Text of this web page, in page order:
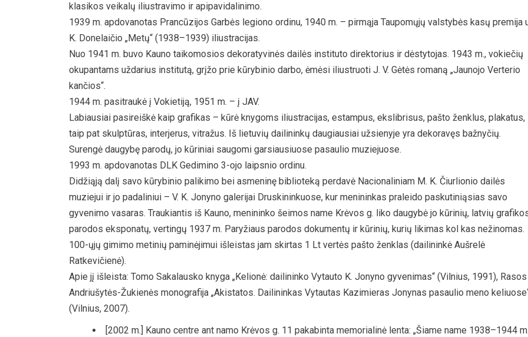
klasikos veikalų iliustravimo ir apipavidalinimo.
1939 m. apdovanotas Prancūzijos Garbės legiono ordinu, 1940 m. – pirmąja Taupomųjų valstybės kasų premija
K. Donelaičio „Metų“ (1938–1939) iliustracijas.
Nuo 1941 m. buvo Kauno taikomosios dekoratyvinės dailės instituto direktorius ir dėstytojas. 1943 m., vokiečių
okupantams uždarius institutą, grįžo prie kūrybinio darbo, ėmėsi iliustruoti J. V. Gėtės romaną „Jaunojo Verterio
kančios“.
1944 m. pasitraukė į Vokietiją, 1951 m. – į JAV.
Labiausiai pasireiškė kaip grafikas – kūrė knygoms iliustracijas, estampus, ekslibrisus, pašto ženklus, plakatus,
taip pat skulptūras, interjerus, vitražus. Iš lietuvių dailininkų daugiausiai užsienyje yra dekoravęs bažnyčių.
Surengė daugybę parodų, jo kūriniai saugomi garsiausiuose pasaulio muziejuose.
1993 m. apdovanotas DLK Gedimino 3-ojo laipsnio ordinu.
Didžiąją dalį savo kūrybinio palikimo bei asmeninę biblioteką perdavė Nacionaliniam M. K. Čiurlionio dailės
muziejui ir jo padaliniui – V. K. Jonyno galerijai Druskininkuose, kur menininkas praleido paskutiniąsias savo
gyvenimo vasaras. Traukiantis iš Kauno, menininko šeimos name Krėvos g. liko daugybė jo kūrinių, latvių
parodos eksponatų, vertingų 1937 m. Paryžiaus parodos dokumentų ir kūrinių, kurių likimas kol kas nežinomas.
100-ųjų gimimo metinių paminėjimui išleistas jam skirtas 1 Lt vertės pašto ženklas (dailininkė Aušrelė
Ratkevičienė).
Apie jį išleista: Tomo Sakalausko knyga „Kelionė: dailininko Vytauto K. Jonyno gyvenimas“ (Vilnius, 1991), Rasos
Andriušytės-Žukienės monografija „Akistatos. Dailininkas Vytautas Kazimieras Jonynas pasaulio meno
(Vilnius, 2007).
[2002 m.] Kauno centre ant namo Krėvos g. 11 pakabinta memorialinė lenta: „Šiame name 1938–1944 m.